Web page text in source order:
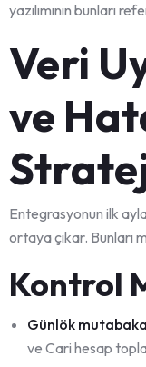
yazılımının bunları
Veri
ve
Entegrasyonun ilk
ortaya çıkar. Bunları
Kontrol
Günlök
ve Cari hesap